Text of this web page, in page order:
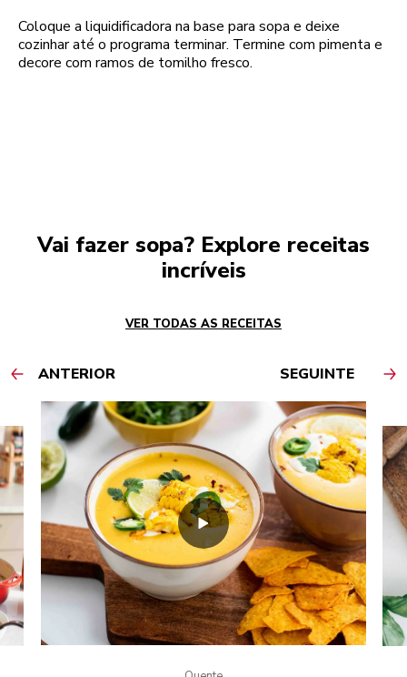
Coloque a liquidificadora na base para sopa e deixe
cozinhar até o programa terminar. Termine com pimenta e
decore com ramos de tomilho fresco.
Vai fazer sopa? Explore receitas
incríveis
VER TODAS AS RECEITAS
ANTERIOR SEGUINTE